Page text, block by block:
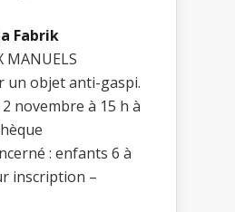
Fabrik
MANUELS
un objet anti-gaspi.
novembre à 15 h à
: enfants 6 à
inscription –